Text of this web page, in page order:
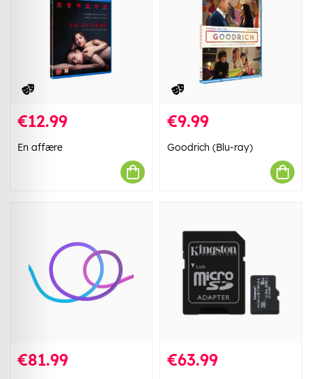
€12.99
En affære
€9.99
Goodrich (Blu-ray)
€81.99 €63.99